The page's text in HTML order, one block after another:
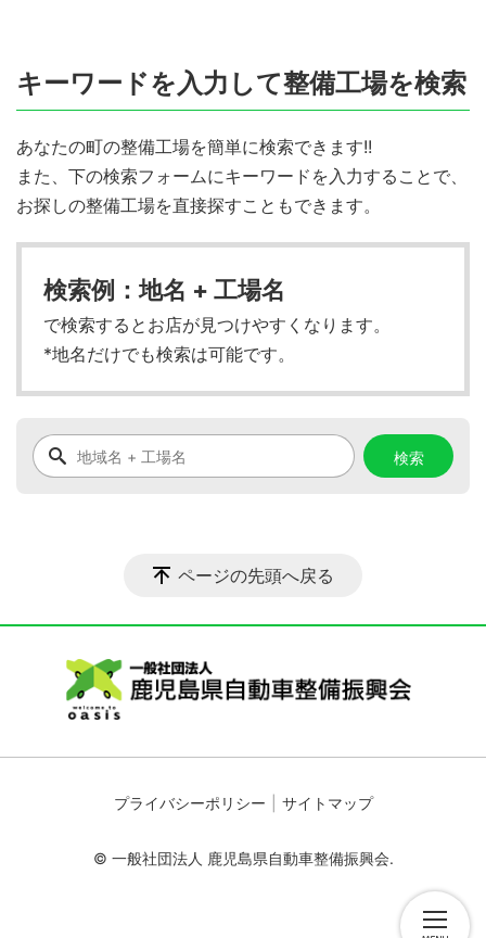
キーワードを入力して整備工場を検索
あなたの町の整備工場を簡単に検索できます!!
また、下の検索フォームにキーワードを入力することで、
お探しの整備工場を直接探すこともできます。
検索例：地名 + 工場名
で検索するとお店が見つけやすくなります。
*地名だけでも検索は可能です。
ページの先頭へ戻る
プライバシーポリシー サイトマップ
© 一般社団法人 鹿児島県自動車整備振興会.